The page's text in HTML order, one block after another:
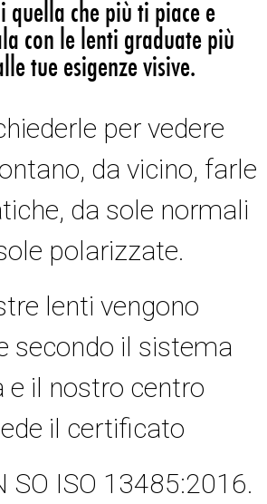
quella che più ti piace e
con le lenti graduate più
tue esigenze visive.
per vedere
da vicino, farle
da sole normali
polarizzate.
lenti vengono
secondo il sistema
e il nostro centro
il certificato
SO ISO 13485:2016.